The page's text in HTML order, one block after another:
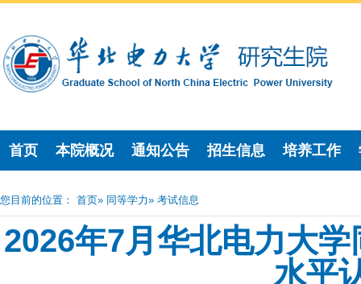
首页 本院概况 通知公告 招生信息 培养工作
您目前的位置： 首页» 同等学力» 考试信息
2026年7月华北电力大
水平